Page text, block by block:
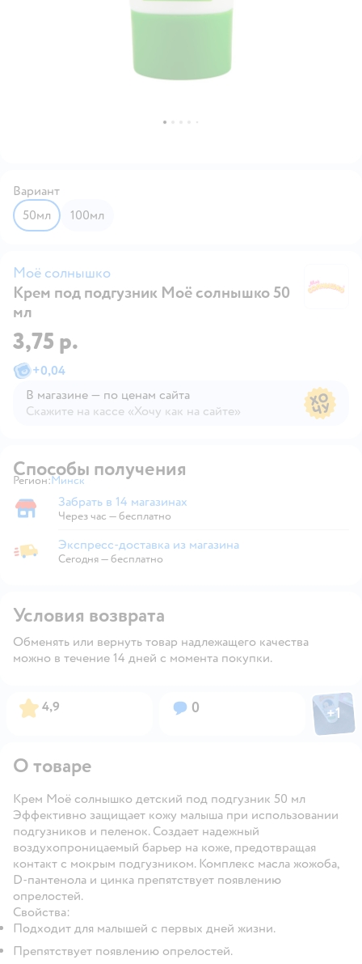
Вариант
50мл
100мл
Моё солнышко
Крем под подгузник Моё солнышко 50
мл
3,75 р.
+0,04
В магазине — по ценам сайта
Скажите на кассе «Хочу как на сайте»
Способы получения
Регион: Выбор адреса доставки.
Минск
Забрать в магазине
Забрать в 14 магазинах
Через час — бесплатно
Экспресс-доставка из магазина
Экспресс-доставка из магазина
Сегодня—бесплатно
Условия возврата
Обменять или вернуть товар надлежащего качества
можно в течение 14 дней с момента покупки.
Рейтинг:
4,9 Вопросов:
0 Фото
+1
О товаре
Крем Моё солнышко детский под подгузник 50 мл
Эффективно защищает кожу малыша при использовании
подгузников и пеленок. Создает надежный
воздухопроницаемый барьер на коже, предотвращая
контакт с мокрым подгузником. Комплекс масла жожоба,
D-пантенола и цинка препятствует появлению
опрелостей.
Свойства:
Подходит для малышей с первых дней жизни.
Препятствует появлению опрелостей.